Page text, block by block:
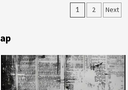
Maqolalar
1 2 Next